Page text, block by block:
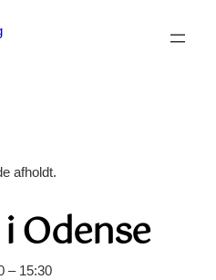
afholdt.
Odense
– 15:30